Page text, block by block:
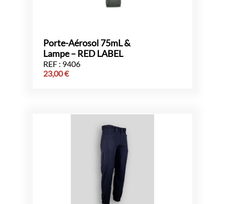
Porte-Aérosol 75mL &
Lampe – RED LABEL
REF : 9406
23,00€